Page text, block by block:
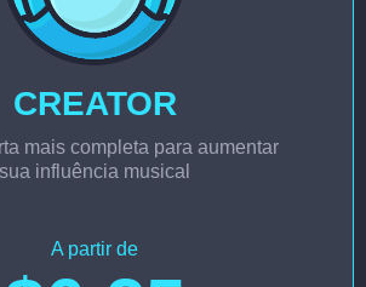
CREATOR
mais completa para aumentar
sua influência musical
A partir de